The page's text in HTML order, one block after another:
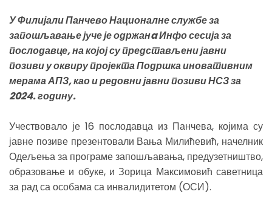
У Филијали Панчево Националне службе за
запошљавање јуче је одржанa Инфо сесија за
послодавце, на којој су представљени јавни
позиви у оквиру пројекта Подршка иновативним
мерама АПЗ, као и редовни јавни позиви НСЗ за
2024. годину.
Учествовало је 16 послодавца из Панчева, којима су
јавне позиве презентовали Вања Милићевић, начелник
Одељења за програме запошљавања, предузетништво,
образовање и обуке, и Зорица Максимовић саветница
за рад са особама са инвалидитетом (ОСИ).